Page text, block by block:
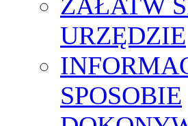
URZĘDZIE
SPOSOBIE